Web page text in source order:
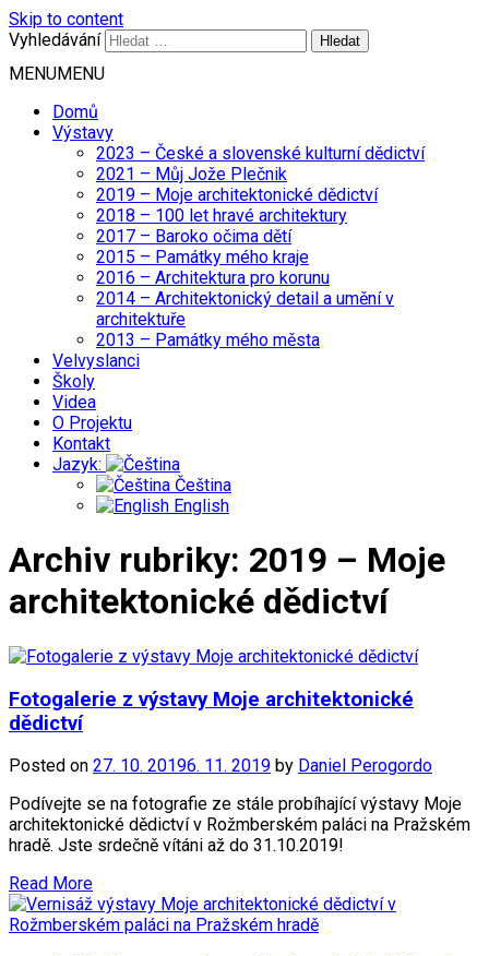
Skip to content
Vyhledávání
MENUMENU
Domů
Výstavy
2023 – České a slovenské kulturní dědictví
2021 – Můj Jože Plečnik
2019 – Moje architektonické dědictví
2018 – 100 let hravé architektury
2017 – Baroko očima dětí
2015 – Památky mého kraje
2016 – Architektura pro korunu
2014 – Architektonický detail a umění v
architektuře
2013 – Památky mého města
Velvyslanci
Školy
Videa
O Projektu
Kontakt
Jazyk:
Čeština
English
Archiv rubriky: 2019 – Moje
architektonické dědictví
Fotogalerie z výstavy Moje architektonické
dědictví
Posted on 27. 10. 20196. 11. 2019 by Daniel Perogordo
Podívejte se na fotografie ze stále probíhající výstavy Moje
architektonické dědictví v Rožmberském paláci na Pražském
hradě. Jste srdečně vítáni až do 31.10.2019!
Read More